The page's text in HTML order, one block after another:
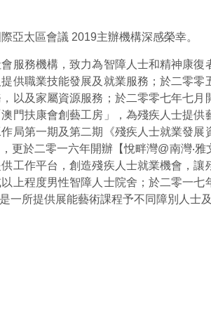
亞太區會議 2019主辦機構深感榮幸。
服務機構，致力為智障人士和精神康
供職業技能發展及就業服務；於二零
以及家屬資源服務；於二零零七年七
門扶康會創藝工房」，為殘疾人士提
局第一期及第二期《殘疾人士就業發
於二零一六年開辦【悅畔灣@南灣‧
工作平台，創造殘疾人士就業機會，
上程度男性智障人士院舍；於二零一
所提供展能藝術課程予不同障別人士